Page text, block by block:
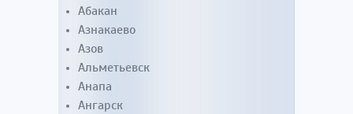
Абакан
Азнакаево
Азов
Альметьевск
Анапа
Ангарск